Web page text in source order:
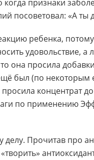
признаки
посоветовал: «А ты
ребенка,
удовольствие, а
она просила
был (по некоторым
концентрат
по применению
Прочитав про